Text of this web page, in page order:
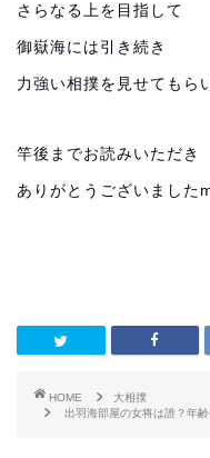
さらなる上を目指して
御嶽海には引き続き
力強い相撲を見せてもら
竿後までお読みいただき
ありがとうございました
HOME
大相撲
出羽海部屋の女将は誰？年